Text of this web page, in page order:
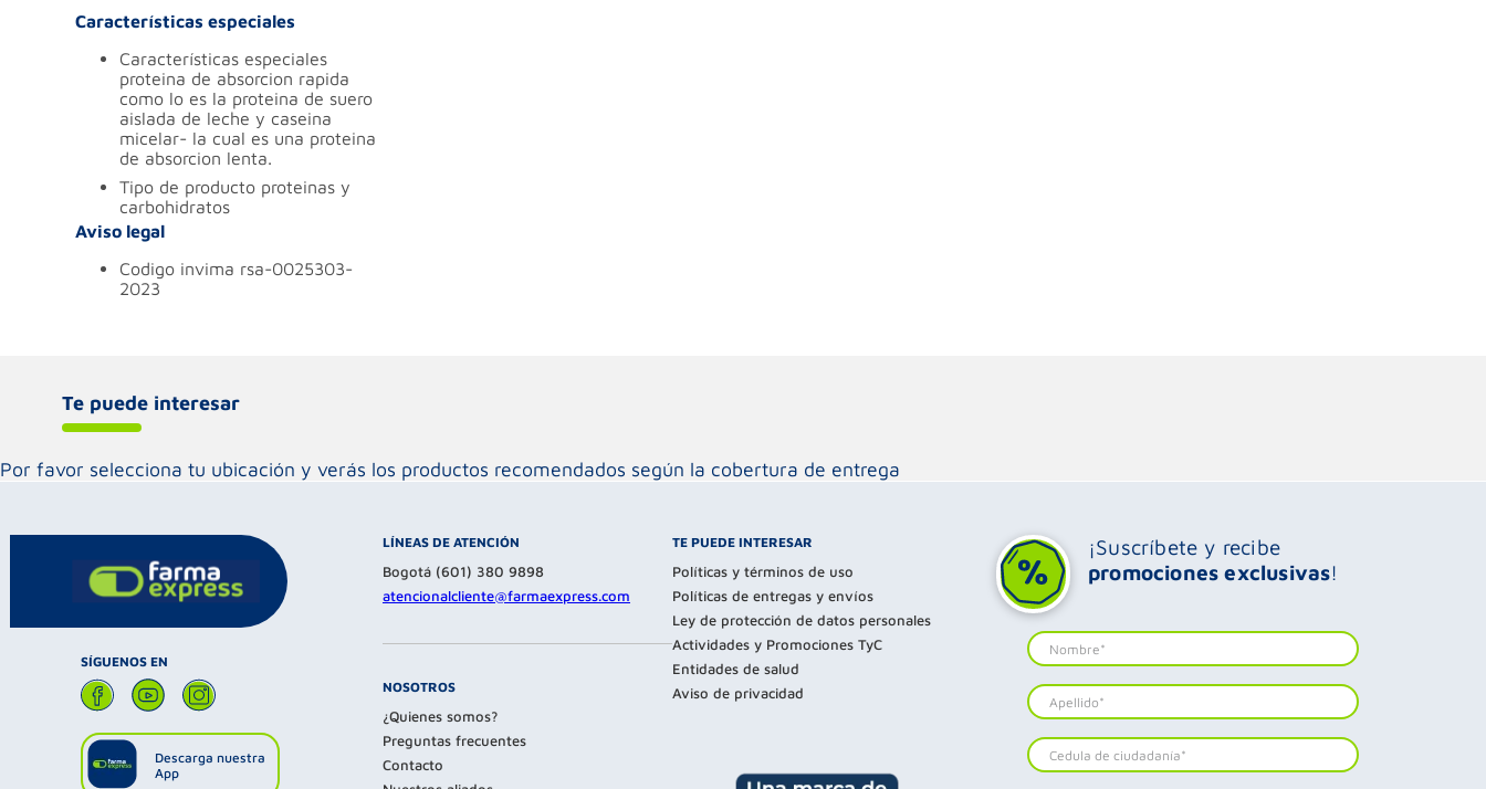
Características especiales
características especiales
proteina de absorcion rapida
como lo es la proteina de suero
aislada de leche y caseina
micelar- la cual es una proteina
de absorcion lenta.
tipo de producto proteinas y
carbohidratos
Aviso legal
codigo invima rsa-0025303-
2023
Te puede interesar
Por favor selecciona tu ubicación y verás los productos recomendados según la cobertura de entrega
SÍGUENOS EN
Descarga nuestra
App
LÍNEAS DE ATENCIÓN
Bogotá (601) 380 9898
atencionalcliente@farmaexpress.com
NOSOTROS
¿Quienes somos?
Preguntas frecuentes
Contacto
TE PUEDE INTERESAR
Políticas y términos de uso
Políticas de entregas y envíos
Ley de protección de datos personales
Actividades y Promociones TyC
Entidades de salud
Aviso de privacidad
¡Suscríbete y recibe
promociones exclusivas!